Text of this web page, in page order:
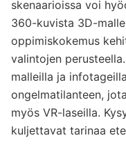
skenaarioissa voi
360-kuvista 3D-
oppimiskokemus
valintojen
malleilla ja
ongelmatilanteen,
myös VR-laseilla.
kuljettavat tarinaa